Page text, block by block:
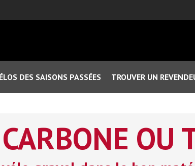
DES SAISONS PASSÉES TROUVER UN
OU